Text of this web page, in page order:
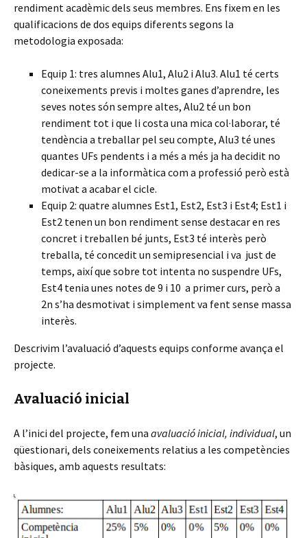
rendiment acadèmic dels seus membres. Ens fixem en les
qualificacions de dos equips diferents segons la
metodologia exposada:
Equip 1: tres alumnes Alu1, Alu2 i Alu3. Alu1 té certs
coneixements previs i moltes ganes d’aprendre, les
seves notes són sempre altes, Alu2 té un bon
rendiment tot i que li costa una mica col·laborar, té
tendència a treballar pel seu compte, Alu3 té unes
quantes UFs pendents i a més a més ja ha decidit no
dedicar-se a la informàtica com a professió però està
motivat a acabar el cicle.
Equip 2: quatre alumnes Est1, Est2, Est3 i Est4; Est1 i
Est2 tenen un bon rendiment sense destacar en res
concret i treballen bé junts, Est3 té interès però
treballa, té concedit un semipresencial i va just de
temps, així que sobre tot intenta no suspendre UFs,
Est4 tenia unes notes de 9 i 10 a primer curs, però a
2n s’ha desmotivat i simplement va fent sense massa
interès.
Descrivim l’avaluació d’aquests equips conforme avança el
projecte.
Avaluació inicial
A l’inici del projecte, fem una avaluació inicial, individual, un
qüestionari, dels coneixements relatius a les competències
bàsiques, amb aquests resultats: